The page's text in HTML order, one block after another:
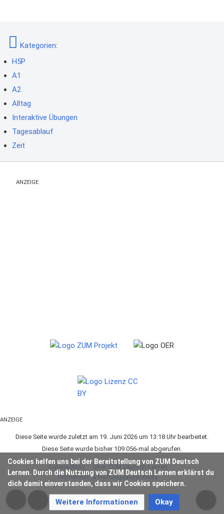
Kategorien:
H5P
A1
A2
Alltag
Interaktive Übungen
Tagesablauf
Zeit
Cookies helfen uns bei der Bereitstellung von ZUM Deutsch
Lernen. Durch die Nutzung von ZUM Deutsch Lernen erklärst du
dich damit einverstanden, dass wir Cookies speichern.
Weitere Informationen Okay
ANZEIGE
ANZEIGE
Diese Seite wurde zuletzt am 19. Juni 2026 um 13:18 Uhr bearbeitet.
Diese Seite wurde bisher 109.056-mal abgerufen.
Datenschutz
Über ZUM Deutsch Lernen
Impressum & Haftungsausschluss